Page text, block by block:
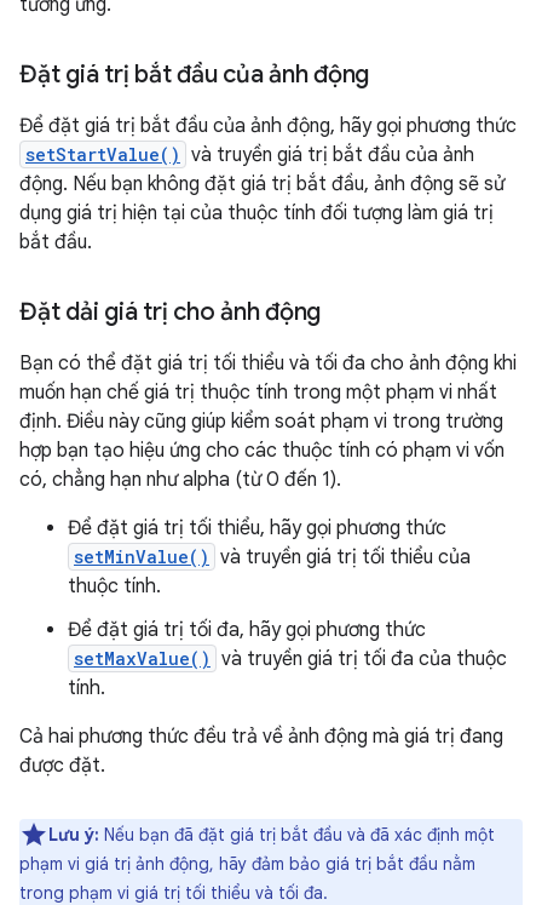
tương ứng.
Đặt giá trị bắt đầu của ảnh động
Để đặt giá trị bắt đầu của ảnh động, hãy gọi phương thức
setStartValue() và truyền giá trị bắt đầu của ảnh
động. Nếu bạn không đặt giá trị bắt đầu, ảnh động sẽ sử
dụng giá trị hiện tại của thuộc tính đối tượng làm giá trị
bắt đầu.
Đặt dải giá trị cho ảnh động
Bạn có thể đặt giá trị tối thiểu và tối đa cho ảnh động khi
muốn hạn chế giá trị thuộc tính trong một phạm vi nhất
định. Điều này cũng giúp kiểm soát phạm vi trong trường
hợp bạn tạo hiệu ứng cho các thuộc tính có phạm vi vốn
có, chẳng hạn như alpha (từ 0 đến 1).
Để đặt giá trị tối thiểu, hãy gọi phương thức
setMinValue() và truyền giá trị tối thiểu của
thuộc tính.
Để đặt giá trị tối đa, hãy gọi phương thức
setMaxValue() và truyền giá trị tối đa của thuộc
tính.
Cả hai phương thức đều trả về ảnh động mà giá trị đang
được đặt.
Lưu ý: Nếu bạn đã đặt giá trị bắt đầu và đã xác định một
phạm vi giá trị ảnh động, hãy đảm bảo giá trị bắt đầu nằm
trong phạm vi giá trị tối thiểu và tối đa.